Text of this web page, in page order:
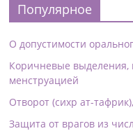
Популярное
О допустимости
Коричневые выделения,
менструацией
Отворот (сихр ат-
Защита от врагов из